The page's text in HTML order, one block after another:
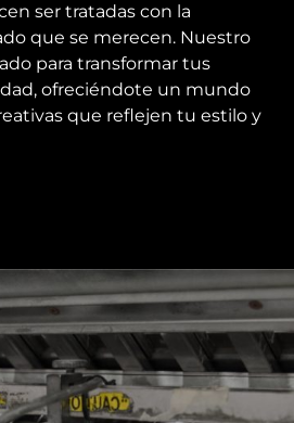
ser tratadas con la
que se merecen. Nuestro
para transformar tus
ofreciéndote un mundo
que reflejen tu estilo y